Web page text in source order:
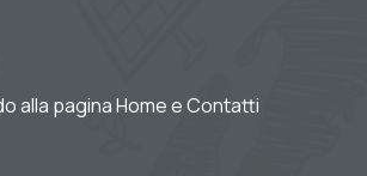
alla pagina Home e Contatti